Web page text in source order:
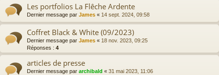
Les portfolios La Flêche Ardente
Dernier message par James « 14 sept. 2024, 09:58
Coffret Black & White (09/2023)
Dernier message par James « 18 nov. 2023, 09:25
Réponses : 4
articles de presse
Dernier message par archibald « 31 mai 2023, 11:06